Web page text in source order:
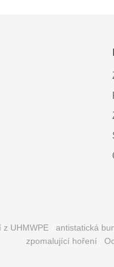
UHMWPE antistatická
zpomalující hoření